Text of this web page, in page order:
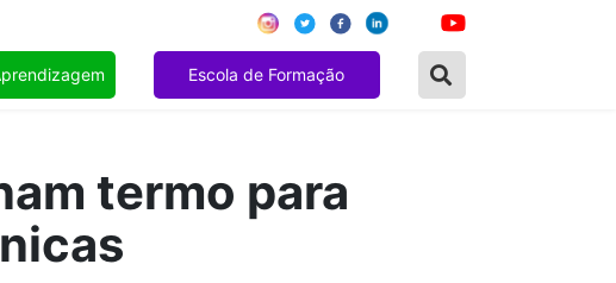
Escola de Formação
termo para